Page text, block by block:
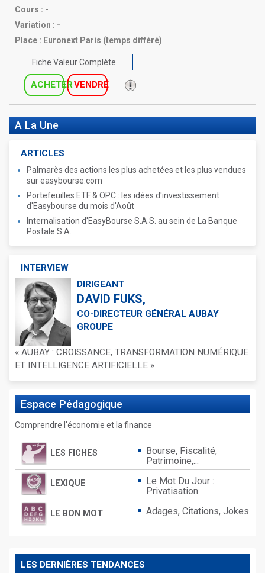
Cours : -
Variation : -
Place : Euronext Paris (temps différé)
Fiche Valeur Complète
ACHETERVENDRE
A La Une
ARTICLES
Palmarès des actions les plus achetées et les plus vendues
sur easybourse.com
Portefeuilles ETF & OPC : les idées d'investissement
d'Easybourse du mois d'Août
Internalisation d'EasyBourse S.A.S. au sein de La Banque
Postale S.A.
INTERVIEW
DIRIGEANT
DAVID FUKS,
CO-DIRECTEUR GÉNÉRAL AUBAY
GROUPE
« AUBAY : CROISSANCE, TRANSFORMATION NUMÉRIQUE
ET INTELLIGENCE ARTIFICIELLE »
Espace Pédagogique
Comprendre l'économie et la finance
LES FICHES
Bourse, Fiscalité,
Patrimoine,...
LEXIQUE
Le Mot Du Jour :
Privatisation
LE BON MOT Adages, Citations, Jokes
LES DERNIÈRES TENDANCES